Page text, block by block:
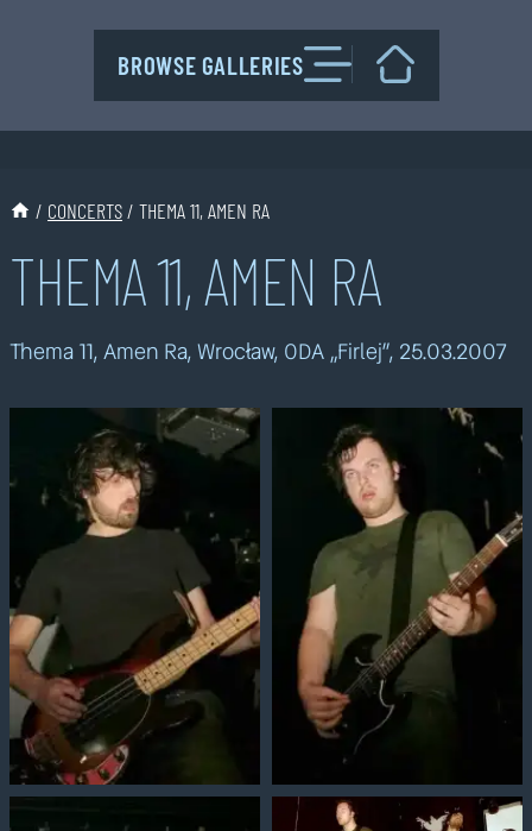
BROWSE GALLERIES
/ CONCERTS/ THEMA 11, AMEN RA
THEMA 11, AMEN RA
Thema 11, Amen Ra, Wrocław, ODA „Firlej”, 25.03.2007